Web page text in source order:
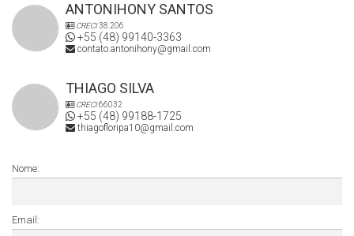
ANTONIHONY SANTOS
CRECI38.206
+55 (48) 99140-3363
contato.antonihony@gmail.com
THIAGO SILVA
CRECI66032
+55 (48) 99188-1725
thiagofloripa10@gmail.com
Nome:
Email: